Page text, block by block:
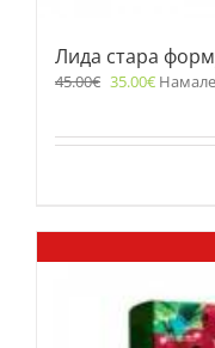
Лида стара
45.00€ 35.00€